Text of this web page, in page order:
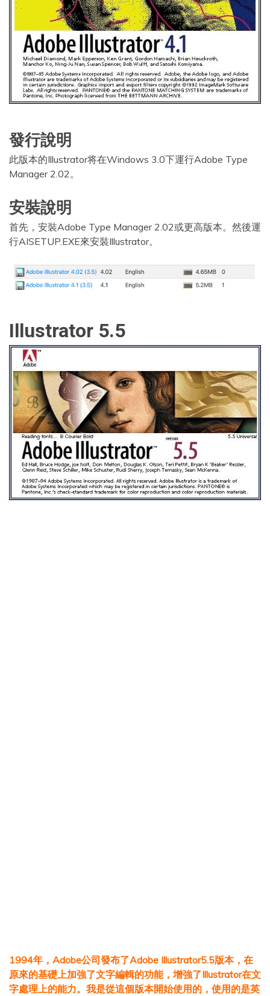
發行說明
此版本的Illustrator将在Windows 3.0下運行Adobe Type
Manager 2.02。
安裝說明
首先，安裝Adobe Type Manager 2.02或更高版本。然後運
行AISETUP.EXE來安裝Illustrator。
Illustrator 5.5
1994年，Adobe公司發布了Adobe Illustrator5.5版本，在
原來的基礎上加強了文字編輯的功能，增強了Illustrator在文
字處理上的能力。我是從這個版本開始使用的，使用的是英